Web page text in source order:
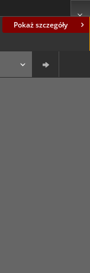
Pokaż szczegóły